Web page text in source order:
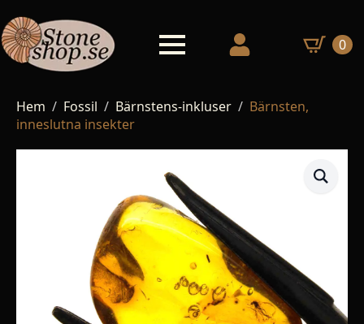
0
Hem Fossil Bärnstens-inkluser
Bärnsten,
inneslutna insekter